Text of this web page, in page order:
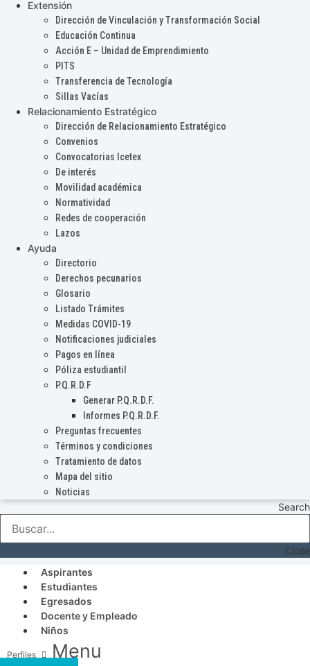
Extensión
Dirección de Vinculación y Transformación Social
Educación Continua
Acción E – Unidad de Emprendimiento
PITS
Transferencia de Tecnología
Sillas Vacías
Relacionamiento Estratégico
Dirección de Relacionamiento Estratégico
Convenios
Convocatorias Icetex
De interés
Movilidad académica
Normatividad
Redes de cooperación
Lazos
Ayuda
Directorio
Derechos pecunarios
Glosario
Listado Trámites
Medidas COVID-19
Notificaciones judiciales
Pagos en línea
Póliza estudiantil
P.Q.R.D.F
Generar P.Q.R.D.F.
Informes P.Q.R.D.F.
Preguntas frecuentes
Términos y condiciones
Tratamiento de datos
Mapa del sitio
Noticias
Search
Close
Aspirantes
Estudiantes
Egresados
Docente y Empleado
Niños
Menu